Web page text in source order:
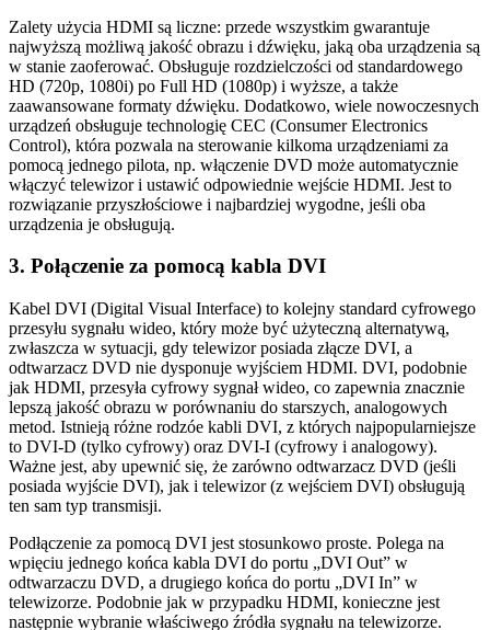
Zalety użycia HDMI są liczne: przede wszystkim gwarantuje
najwyższą możliwą jakość obrazu i dźwięku, jaką oba urządzenia są
w stanie zaoferować. Obsługuje rozdzielczości od standardowego
HD (720p, 1080i) po Full HD (1080p) i wyższe, a także
zaawansowane formaty dźwięku. Dodatkowo, wiele nowoczesnych
urządzeń obsługuje technologię CEC (Consumer Electronics
Control), która pozwala na sterowanie kilkoma urządzeniami za
pomocą jednego pilota, np. włączenie DVD może automatycznie
włączyć telewizor i ustawić odpowiednie wejście HDMI. Jest to
rozwiązanie przyszłościowe i najbardziej wygodne, jeśli oba
urządzenia je obsługują.
3. Połączenie za pomocą kabla DVI
Kabel DVI (Digital Visual Interface) to kolejny standard cyfrowego
przesyłu sygnału wideo, który może być użyteczną alternatywą,
zwłaszcza w sytuacji, gdy telewizor posiada złącze DVI, a
odtwarzacz DVD nie dysponuje wyjściem HDMI. DVI, podobnie
jak HDMI, przesyła cyfrowy sygnał wideo, co zapewnia znacznie
lepszą jakość obrazu w porównaniu do starszych, analogowych
metod. Istnieją różne rodzóe kabli DVI, z których najpopularniejsze
to DVI-D (tylko cyfrowy) oraz DVI-I (cyfrowy i analogowy).
Ważne jest, aby upewnić się, że zarówno odtwarzacz DVD (jeśli
posiada wyjście DVI), jak i telewizor (z wejściem DVI) obsługują
ten sam typ transmisji.
Podłączenie za pomocą DVI jest stosunkowo proste. Polega na
wpięciu jednego końca kabla DVI do portu „DVI Out” w
odtwarzaczu DVD, a drugiego końca do portu „DVI In” w
telewizorze. Podobnie jak w przypadku HDMI, konieczne jest
następnie wybranie właściwego źródła sygnału na telewizorze.